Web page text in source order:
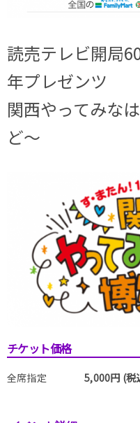
読売テレビ開局
年プレゼンツ
関西やってみな
ど～
チケット価格
全席指定 5,000円 (税